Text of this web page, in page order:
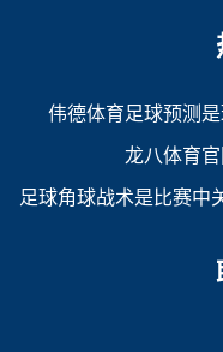
伟德体育足球预测
龙八体育
足球角球战术是比赛中